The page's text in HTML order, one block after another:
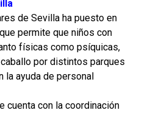
de Sevilla ha puesto en
permite que niños con
físicas como psíquicas,
por distintos parques
la ayuda de personal
cuenta con la coordinación